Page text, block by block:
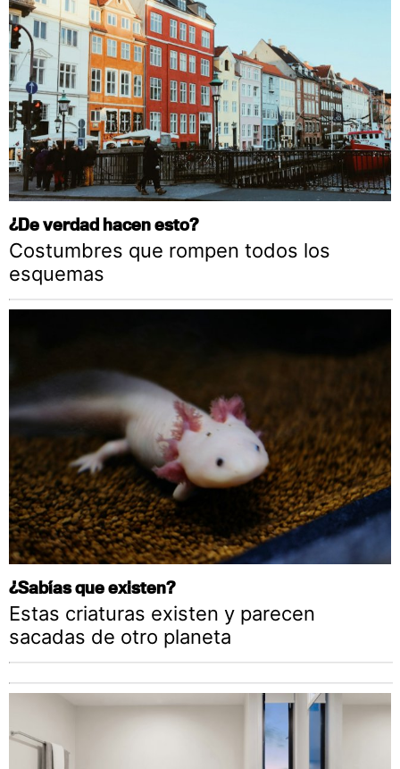
¿De verdad hacen esto?
Costumbres que rompen todos los
esquemas
¿Sabías que existen?
Estas criaturas existen y parecen
sacadas de otro planeta